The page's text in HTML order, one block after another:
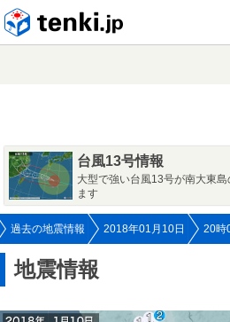
台風13号情報
大型で強い台風13号が南大東
ます
過去の地震情報 2018年01月10日 20時
地震情報